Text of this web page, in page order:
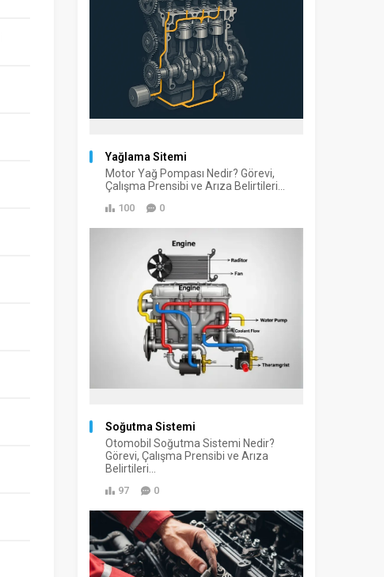
Yağlama Sitemi
Motor Yağ Pompası Nedir? Görevi,
Çalışma Prensibi ve Arıza Belirtileri...
100 0
Soğutma Sistemi
Otomobil Soğutma Sistemi Nedir?
Görevi, Çalışma Prensibi ve Arıza
Belirtileri...
97 0